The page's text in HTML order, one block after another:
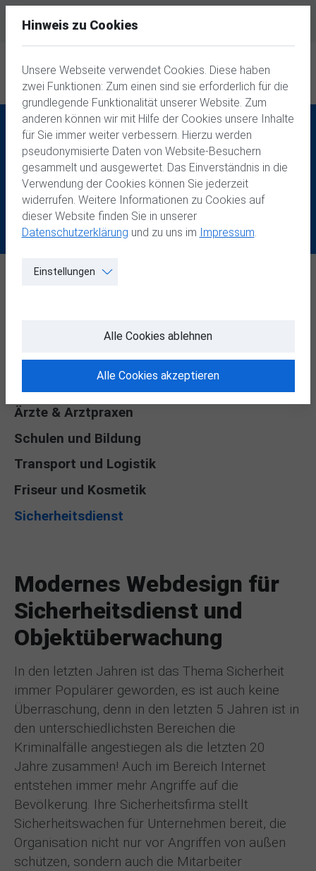
E-Mail senden
Homepage-Baukasten
Modernes Webdesign
für Sicherheitsdienst
Was ist TYPO3 ?
Ärzte & Arztpraxen
Schulen und Bildung
Transport und Logistik
Friseur und Kosmetik
Sicherheitsdienst
Modernes Webdesign für
Sicherheitsdienst und
Objektüberwachung
In den letzten Jahren ist das Thema Sicherheit
immer Populärer geworden, es ist auch keine
Überraschung, denn in den letzten 5 Jahren ist in
den unterschiedlichsten Bereichen die
Kriminalfälle angestiegen als die letzten 20
Jahre zusammen! Auch im Bereich Internet
entstehen immer mehr Angriffe auf die
Bevölkerung. Ihre Sicherheitsfirma stellt
Sicherheitswachen für Unternehmen bereit, die
Organisation nicht nur vor Angriffen von außen
schützen, sondern auch die Mitarbeiter
Hinweis zu Cookies
Unsere Webseite verwendet Cookies. Diese haben
zwei Funktionen: Zum einen sind sie erforderlich für die
grundlegende Funktionalität unserer Website. Zum
anderen können wir mit Hilfe der Cookies unsere Inhalte
für Sie immer weiter verbessern. Hierzu werden
pseudonymisierte Daten von Website-Besuchern
gesammelt und ausgewertet. Das Einverständnis in die
Verwendung der Cookies können Sie jederzeit
widerrufen. Weitere Informationen zu Cookies auf
dieser Website finden Sie in unserer
Datenschutzerklärung und zu uns im Impressum.
Einstellungen
Alle Cookies ablehnen
Alle Cookies akzeptieren